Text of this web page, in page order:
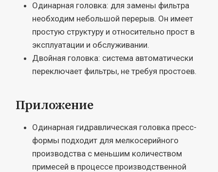
Одинарная головка: для замены фильтра
необходим небольшой перерыв. Он имеет
простую структуру и относительно прост в
эксплуатации и обслуживании.
Двойная головка: система автоматически
переключает фильтры, не требуя простоев.
Приложение
Одинарная гидравлическая головка пресс-
формы подходит для мелкосерийного
производства с меньшим количеством
примесей в процессе производственной